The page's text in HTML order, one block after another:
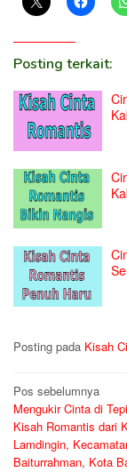
Posting terkait:
Posting pada Kisah
Navigasi
pos
Pos sebelumnya
Mengukir Cinta di
Kisah Romantis dari
Lamdingin,
Baiturrahman, Kota